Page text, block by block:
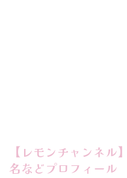
【レモンチャンネル
名などプロフィール